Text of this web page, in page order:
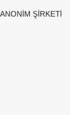
ŞİRKETİ